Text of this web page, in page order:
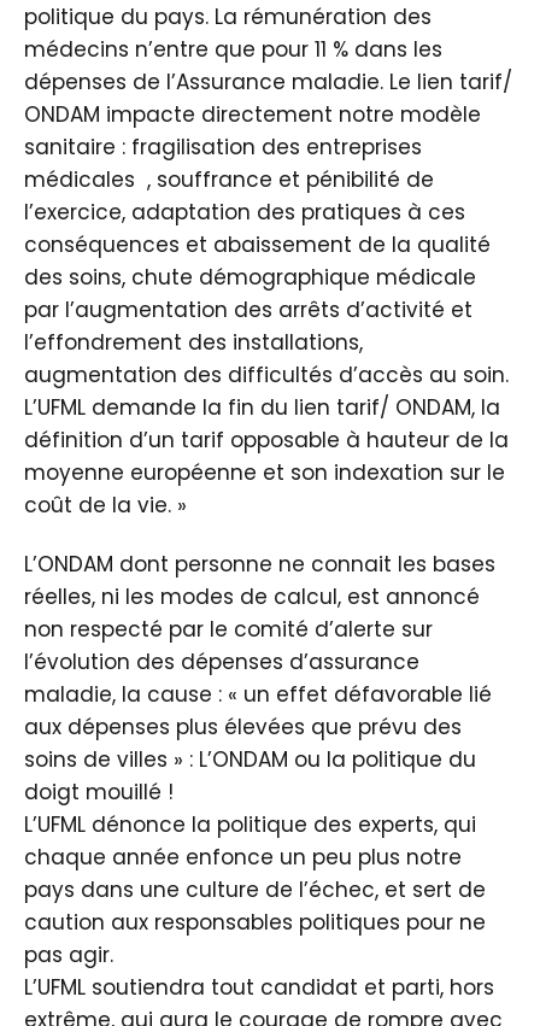
politique du pays. La rémunération des
médecins n’entre que pour 11 % dans les
dépenses de l’Assurance maladie. Le lien tarif/
ONDAM impacte directement notre modèle
sanitaire : fragilisation des entreprises
médicales , souffrance et pénibilité de
l’exercice, adaptation des pratiques à ces
conséquences et abaissement de la qualité
des soins, chute démographique médicale
par l’augmentation des arrêts d’activité et
l’effondrement des installations,
augmentation des difficultés d’accès au soin.
L’UFML demande la fin du lien tarif/ ONDAM, la
définition d’un tarif opposable à hauteur de la
moyenne européenne et son indexation sur le
coût de la vie. »
L’ONDAM dont personne ne connait les bases
réelles, ni les modes de calcul, est annoncé
non respecté par le comité d’alerte sur
l’évolution des dépenses d’assurance
maladie, la cause : « un effet défavorable lié
aux dépenses plus élevées que prévu des
soins de villes » : L’ONDAM ou la politique du
doigt mouillé !
L’UFML dénonce la politique des experts, qui
chaque année enfonce un peu plus notre
pays dans une culture de l’échec, et sert de
caution aux responsables politiques pour ne
pas agir.
L’UFML soutiendra tout candidat et parti, hors
extrême, qui aura le courage de rompre avec